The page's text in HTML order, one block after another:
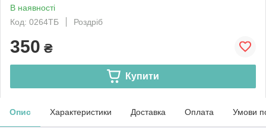
В наявності
Код: 0264ТБ
Роздріб
350 ₴
Купити
Опис Характеристики Доставка Оплата Умови